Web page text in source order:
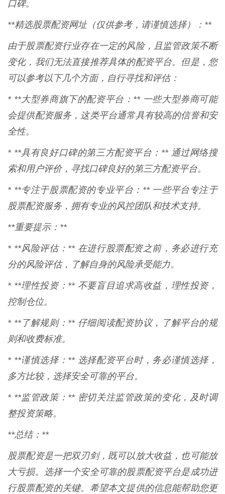
口碑。
**精选股票配资网址（仅供参考，请谨慎选择）：**
由于股票配资行业存在一定的风险，且监管政策不断
变化，我们无法直接推荐具体的配资平台。但是，您
可以参考以下几个方面，自行寻找和评估：
* **大型券商旗下的配资平台：** 一些大型券商可能
会提供配资服务，这类平台通常具有较高的信誉和安
全性。
* **具有良好口碑的第三方配资平台：** 通过网络搜
索和用户评价，寻找口碑良好的第三方配资平台。
* **专注于股票配资的专业平台：** 一些平台专注于
股票配资服务，拥有专业的风控团队和技术支持。
**重要提示：**
* **风险评估：** 在进行股票配资之前，务必进行充
分的风险评估，了解自身的风险承受能力。
* **理性投资：** 不要盲目追求高收益，理性投资，
控制仓位。
* **了解规则：** 仔细阅读配资协议，了解平台的规
则和收费标准。
* **谨慎选择：** 选择配资平台时，务必谨慎选择，
多方比较，选择安全可靠的平台。
* **监管政策：** 密切关注监管政策的变化，及时调
整投资策略。
**总结：**
股票配资是一把双刃剑，既可以放大收益，也可能放
大亏损。选择一个安全可靠的股票配资平台是成功进
行股票配资的关键。希望本文提供的信息能帮助您更